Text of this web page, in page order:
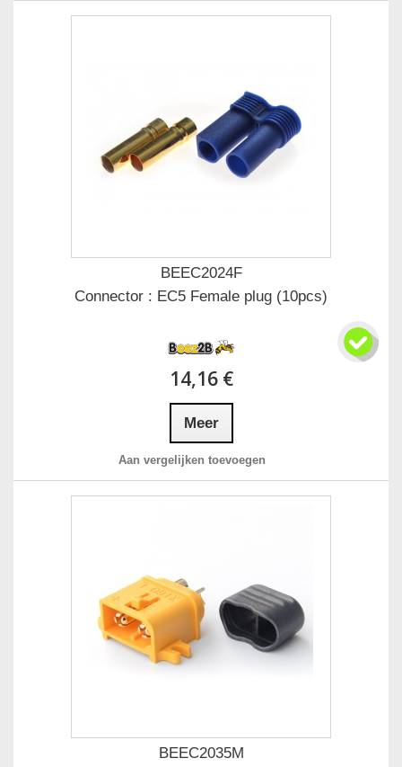
BEEC2024F
Connector : EC5 Female plug (10pcs)
14,16 €
Meer
Aan vergelijken toevoegen
BEEC2035M